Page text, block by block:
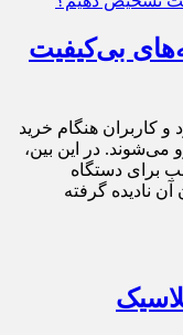
بی‌کیفیت
و کاربران هنگام خرید
می‌شوند. در این بین،
برای دستگاه
نادیده گرفته